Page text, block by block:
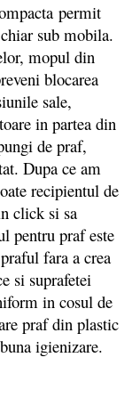
permit
sub mobila.
mopul din
blocarea
sale,
in partea din
de praf,
Dupa ce am
recipientul de
click si sa
pentru praf este
fara a crea
si suprafetei
in cosul de
praf din plastic
igienizare.